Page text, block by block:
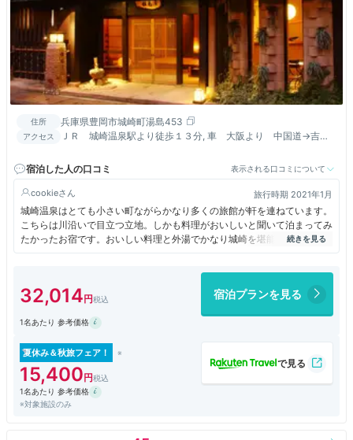
住所 兵庫県豊岡市城崎町湯島453
アクセス
ＪＲ 城崎温泉駅より徒歩１３分, 車 大阪より 中国道→吉川
宿泊した人の口コミ
表示される口コミについて
cookie 旅行時期 2021年1月
城崎温泉はとても小さい町ながらかなり多くの旅館が軒を連ねています。
こちらは川沿いで目立つ立地。しかも料理がおいしいと聞いて泊まってみ
たかったお宿です。おいしい料理と外湯でかなり城崎を堪能。国内旅行満
喫であります
32,014 宿泊プランを見る
1名あたり 参考価格
夏休み＆秋旅フェア！
15,400
1名あたり 参考価格
※対象施設のみ